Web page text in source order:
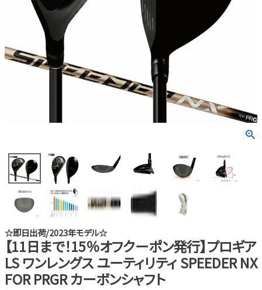
☆即日出荷/2023年モデル☆
【11日まで！15％オフクーポン発行】プロギア
LS ワンレングス ユーティリティ SPEEDER NX
FOR PRGR カーボンシャフト